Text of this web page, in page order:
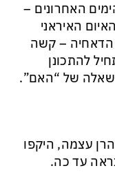
האחרונים –
האיראני
– קשה
להתכונן
שאלה של “האם”.
עצמה, היקפו
עד כה.